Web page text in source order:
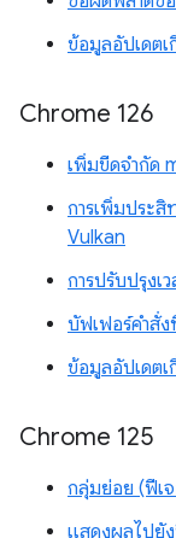
ข้อมูลอัปเดต
Chrome 126
เพิ่มขีดจำกัด
การเพิ่มประ
Vulkan
การปรับปรุงเ
บัฟเฟอร์คำสั่
ข้อมูลอัปเดต
Chrome 125
กลุ่มย่อย (ฟีเ
แสดงผลไปยั